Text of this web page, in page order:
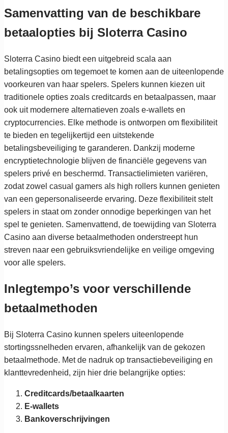
Samenvatting van de beschikbare
betaalopties bij Sloterra Casino
Sloterra Casino biedt een uitgebreid scala aan
betalingsopties om tegemoet te komen aan de uiteenlopende
voorkeuren van haar spelers. Spelers kunnen kiezen uit
traditionele opties zoals creditcards en betaalpassen, maar
ook uit modernere alternatieven zoals e-wallets en
cryptocurrencies. Elke methode is ontworpen om flexibiliteit
te bieden en tegelijkertijd een uitstekende
betalingsbeveiliging te garanderen. Dankzij moderne
encryptietechnologie blijven de financiële gegevens van
spelers privé en beschermd. Transactielimieten variëren,
zodat zowel casual gamers als high rollers kunnen genieten
van een gepersonaliseerde ervaring. Deze flexibiliteit stelt
spelers in staat om zonder onnodige beperkingen van het
spel te genieten. Samenvattend, de toewijding van Sloterra
Casino aan diverse betaalmethoden onderstreept hun
streven naar een gebruiksvriendelijke en veilige omgeving
voor alle spelers.
Inlegtempo’s voor verschillende
betaalmethoden
Bij Sloterra Casino kunnen spelers uiteenlopende
stortingssnelheden ervaren, afhankelijk van de gekozen
betaalmethode. Met de nadruk op transactiebeveiliging en
klanttevredenheid, zijn hier drie belangrijke opties:
Creditcards/betaalkaarten
E-wallets
Bankoverschrijvingen